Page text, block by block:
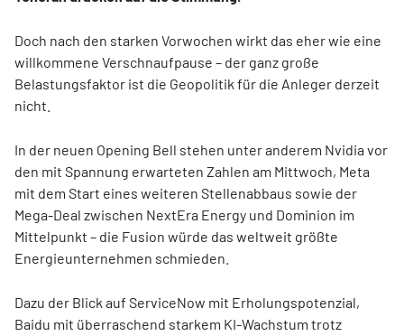
Doch nach den starken Vorwochen wirkt das eher wie eine
willkommene Verschnaufpause – der ganz große
Belastungsfaktor ist die Geopolitik für die Anleger derzeit
nicht.
In der neuen Opening Bell stehen unter anderem Nvidia vor
den mit Spannung erwarteten Zahlen am Mittwoch, Meta
mit dem Start eines weiteren Stellenabbaus sowie der
Mega-Deal zwischen NextEra Energy und Dominion im
Mittelpunkt – die Fusion würde das weltweit größte
Energieunternehmen schmieden.
Dazu der Blick auf ServiceNow mit Erholungspotenzial,
Baidu mit überraschend starkem KI-Wachstum trotz